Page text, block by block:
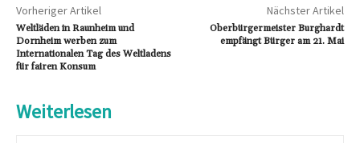
Vorheriger Artikel
Weltläden in Raunheim und
Dornheim werben zum
Internationalen Tag des Weltladens
für fairen Konsum
Nächster Artikel
Oberbürgermeister Burghardt
empfängt Bürger am 21. Mai
Weiterlesen